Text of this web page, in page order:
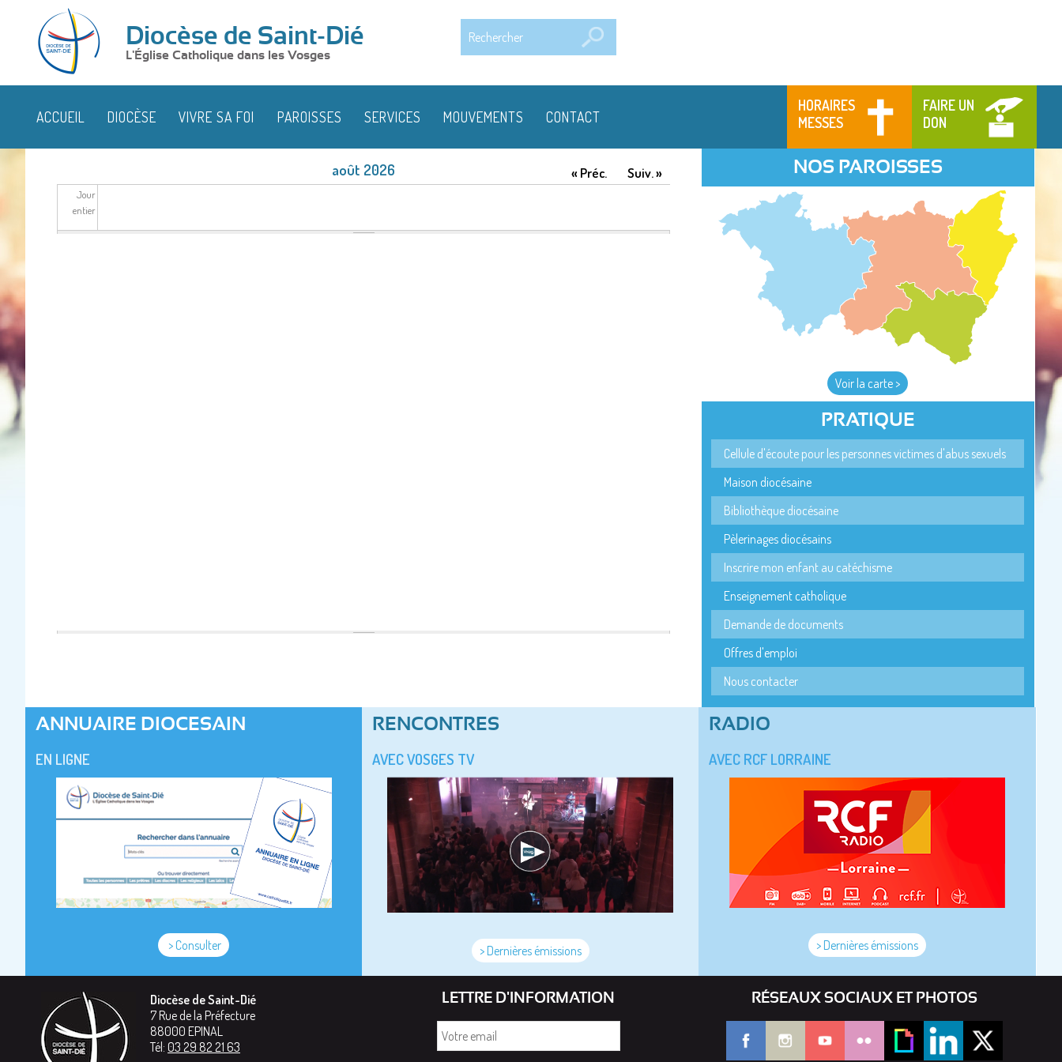
Diocèse de Saint-Dié
L'Église Catholique dans les Vosges
HORAIRES
MESSES
FAIRE UN
DON
ACCUEIL DIOCÈSE VIVRE SA FOI PAROISSES SERVICES MOUVEMENTS CONTACT
août 2026 « Préc. Suiv. »
Jour
entier
NOS PAROISSES
Voir la carte >
PRATIQUE
Cellule d'écoute pour les personnes victimes d'abus sexuels
Maison diocésaine
Bibliothèque diocésaine
Pèlerinages diocésains
Inscrire mon enfant au catéchisme
Enseignement catholique
Demande de documents
Offres d'emploi
Nous contacter
ANNUAIRE DIOCESAIN
EN LIGNE
> Consulter
RENCONTRES
AVEC VOSGES TV
> Dernières émissions
RADIO
AVEC RCF LORRAINE
> Dernières émissions
Diocèse de Saint-Dié
7 Rue de la Préfecture
88000 EPINAL
Tél: 03 29 82 21 63
LETTRE D'INFORMATION RÉSEAUX SOCIAUX ET PHOTOS